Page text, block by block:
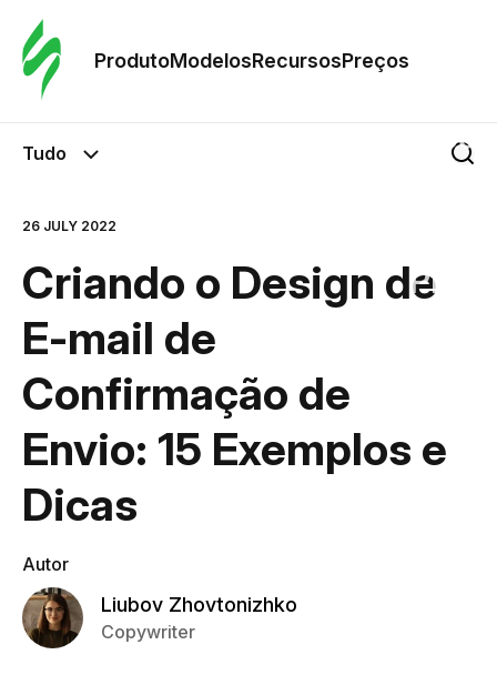
ProdutoModelosRecursosPreços
Tudo
26 JULY 2022
Criando o Design de
E-mail de
Confirmação de
Envio: 15 Exemplos e
Dicas
Autor
Liubov Zhovtonizhko
Copywriter